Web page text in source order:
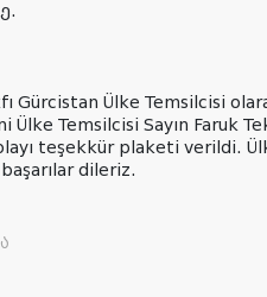
Gürcistan Ülke Temsilcisi
Ülke Temsilcisi Sayın Faruk
teşekkür plaketi verildi.
dileriz.